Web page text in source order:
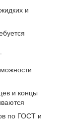
и
и концы
по ГОСТ и